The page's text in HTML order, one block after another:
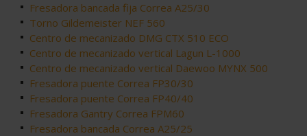
Fresadora bancada fija Correa A25/30
Torno Gildemeister NEF 560
Centro de mecanizado DMG CTX 510 ECO
Centro de mecanizado vertical Lagun L-1000
Centro de mecanizado vertical Daewoo MYNX 500
Fresadora puente Correa FP30/30
Fresadora puente Correa FP40/40
Fresadora Gantry Correa FPM60
Fresadora bancada Correa A25/25